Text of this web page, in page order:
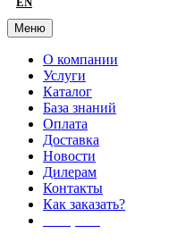
EN
Меню
О компании
Услуги
Каталог
База знаний
Оплата
Доставка
Новости
Дилерам
Контакты
Как заказать?